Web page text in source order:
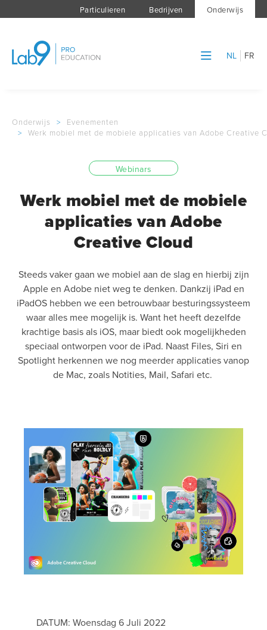
Particulieren Bedrijven Onderwijs
NL FR
Onderwijs >
Evenementen
>
Werk mobiel met de mobiele applicaties van Adobe Creative
Webinars
Werk mobiel met de mobiele
applicaties van Adobe
Creative Cloud
Steeds vaker gaan we mobiel aan de slag en hierbij zijn
Apple en Adobe niet weg te denken. Dankzij iPad en
iPadOS hebben we een betrouwbaar besturingssysteem
waar alles mee mogelijk is. Want het heeft dezelfde
krachtige basis als iOS, maar biedt ook mogelijkheden
speciaal ontworpen voor de iPad. Naast Files, Siri en
Spotlight herkennen we nog meerder applicaties vanop
de Mac, zoals Notities, Mail, Safari etc.
DATUM: Woensdag 6 Juli 2022